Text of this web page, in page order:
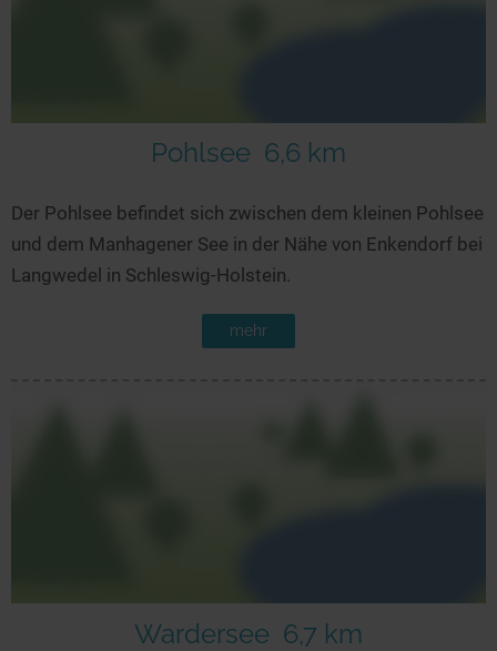
Pohlsee 6,6 km
Der Pohlsee befindet sich zwischen dem kleinen Pohlsee
und dem Manhagener See in der Nähe von Enkendorf bei
Langwedel in Schleswig-Holstein.
mehr
Wardersee 6,7 km